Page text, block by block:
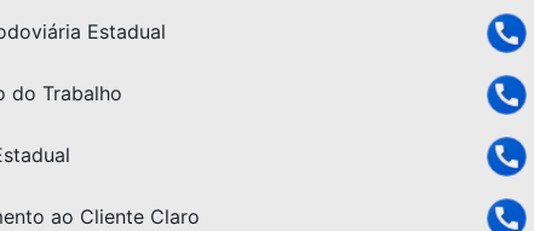
Estadual
do Trabalho
ao Cliente Claro